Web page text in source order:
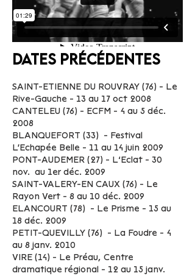
Dates précédentes
SAINT-ETIENNE DU ROUVRAY (76) - Le
Rive-Gauche - 13 au 17 oct 2008
CANTELEU (76) - ECFM - 4 au 5 déc.
2008
BLANQUEFORT (33) - Festival
L'Echapée Belle - 11 au 14 juin 2009
PONT-AUDEMER (27) - L’Eclat - 30
nov. au 1er déc. 2009
SAINT-VALERY-EN CAUX (76) - Le
Rayon Vert - 8 au 10 déc. 2009
ELANCOURT (78) - Le Prisme - 15 au
18 déc. 2009
PETIT-QUEVILLY (76) - La Foudre - 4
au 8 janv. 2010
VIRE (14) - Le Préau, Centre
dramatique régional - 12 au 15 janv.